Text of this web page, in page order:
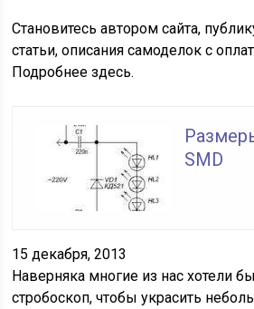
Становитесь автором сайта,
статьи, описания самоделок с
Подробнее здесь.
SMD
15 декабря, 2013
Наверняка многие из нас хотели
стробоскоп, чтобы украсить